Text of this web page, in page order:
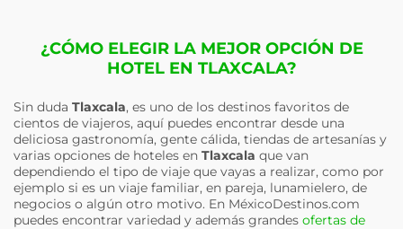
¿CÓMO ELEGIR LA MEJOR OPCIÓN DE
HOTEL EN TLAXCALA?
Sin duda Tlaxcala, es uno de los destinos favoritos de
cientos de viajeros, aquí puedes encontrar desde una
deliciosa gastronomía, gente cálida, tiendas de artesanías y
varias opciones de hoteles en Tlaxcala que van
dependiendo el tipo de viaje que vayas a realizar, como por
ejemplo si es un viaje familiar, en pareja, lunamielero, de
negocios o algún otro motivo. En MéxicoDestinos.com
puedes encontrar variedad y además grandes ofertas de